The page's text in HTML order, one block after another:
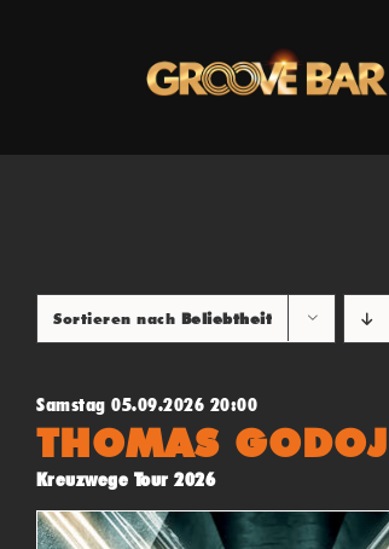
Sortieren nach Beliebtheit
Samstag 05.09.2026 20:00
THOMAS GODOJ
Kreuzwege Tour 2026